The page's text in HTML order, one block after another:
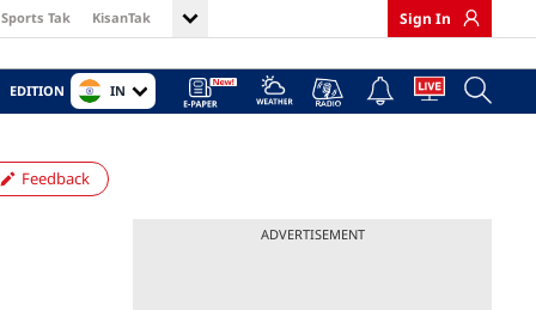
Sports Tak KisanTak Sign In
EDITION IN
Feedback
ADVERTISEMENT